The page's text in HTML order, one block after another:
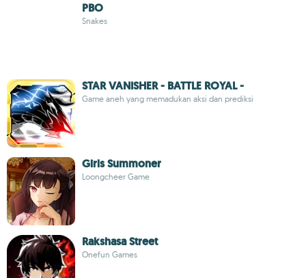
PBO
Snakes
STAR VANISHER - BATTLE ROYAL -
Game aneh yang memadukan aksi dan prediksi
Girls Summoner
Loongcheer Game
Rakshasa Street
Onefun Games